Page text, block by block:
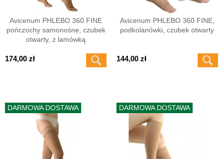
Avicenum PHLEBO 360 FINE
pończochy samonośne, czubek
otwarty, z lamówką
174,00 zł
Avicenum PHLEBO 360 FINE,
podkolanówki, czubek otwarty
144,00 zł
DARMOWA DOSTAWA DARMOWA DOSTAWA